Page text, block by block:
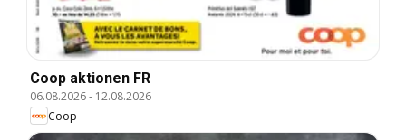
Coop aktionen FR
06.08.2026- 12.08.2026
Coop